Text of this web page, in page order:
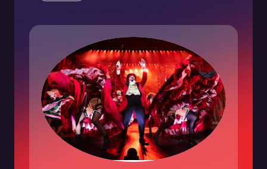
markedsføringsmæssig henseende. Samtykket kan altid
trækkes tilbage ved at benytte frameldingslinket i det
udsendte materiale samt ved at rette henvendelse til One and
Only koncernen. Der henvises i øvrigt til vores
privatlivspolitik.